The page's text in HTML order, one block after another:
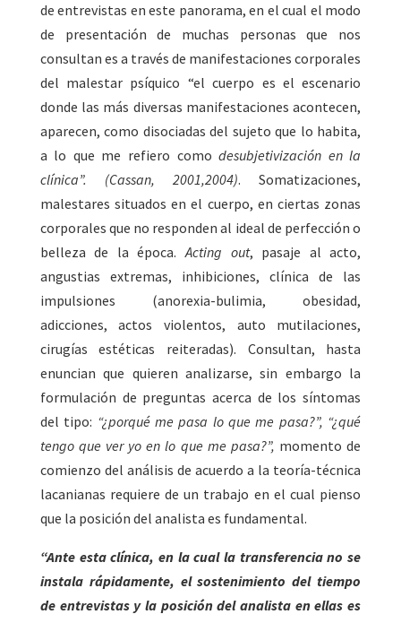
de entrevistas en este panorama, en el cual el modo
de presentación de muchas personas que nos
consultan es a través de manifestaciones corporales
del malestar psíquico “el cuerpo es el escenario
donde las más diversas manifestaciones acontecen,
aparecen, como disociadas del sujeto que lo habita,
a lo que me refiero comodesubjetivización en la
clínica”. (Cassan, 2001,2004). Somatizaciones,
malestares situados en el cuerpo, en ciertas zonas
corporales que no responden al ideal de perfección o
belleza de la época.Acting out, pasaje al acto,
angustias extremas, inhibiciones, clínica de las
impulsiones (anorexia-bulimia, obesidad,
adicciones, actos violentos, auto mutilaciones,
cirugías estéticas reiteradas). Consultan, hasta
enuncian que quieren analizarse, sin embargo la
formulación de preguntas acerca de los síntomas
del tipo: “¿porqué me pasa lo que me pasa?”, “¿qué
tengo que ver yo en lo que me pasa?”, momento de
comienzo del análisis de acuerdo a la teoría-técnica
lacanianas requiere de un trabajo en el cual pienso
que la posición del analista es fundamental.
“Ante esta clínica, en la cual la transferencia no se
instala rápidamente, el sostenimiento del tiempo
de entrevistas y la posición del analista en ellas es